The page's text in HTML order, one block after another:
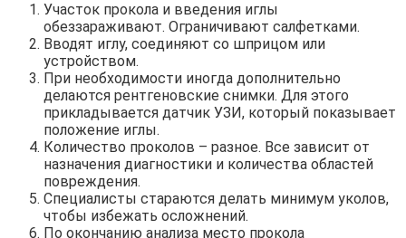
Участок прокола и введения иглы
обеззараживают. Ограничивают салфетками.
Вводят иглу, соединяют со шприцом или
устройством.
При необходимости иногда дополнительно
делаются рентгеновские снимки. Для этого
прикладывается датчик УЗИ, который показывает
положение иглы.
Количество проколов – разное. Все зависит от
назначения диагностики и количества областей
повреждения.
Специалисты стараются делать минимум уколов,
чтобы избежать осложнений.
По окончанию анализа место прокола